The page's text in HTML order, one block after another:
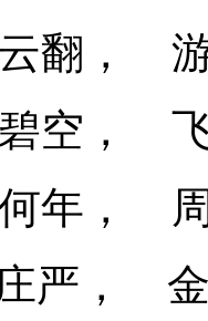
翻，
空，
年，
严，